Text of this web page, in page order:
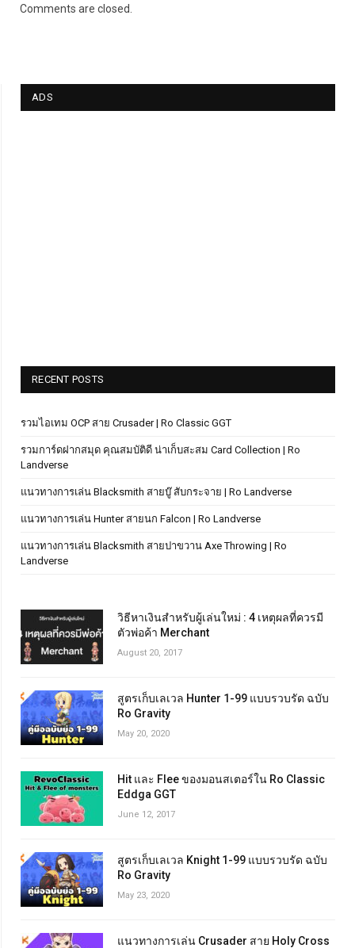
Comments are closed.
ADS
RECENT POSTS
รวมไอเทม OCP สาย Crusader | Ro Classic GGT
รวมการ์ดฝากสมุด คุณสมบัติดี น่าเก็บสะสม Card Collection | Ro
Landverse
แนวทางการเล่น Blacksmith สายบู๊ สับกระจาย | Ro Landverse
แนวทางการเล่น Hunter สายนก Falcon | Ro Landverse
แนวทางการเล่น Blacksmith สายปาขวาน Axe Throwing | Ro
Landverse
วิธีหาเงินสำหรับผู้เล่นใหม่ : 4 เหตุผลที่ควรมี
ตัวพ่อค้า Merchant
August 20, 2017
สูตรเก็บเลเวล Hunter 1-99 แบบรวบรัด ฉบับ
Ro Gravity
May 20, 2020
Hit และ Flee ของมอนสเตอร์ใน Ro Classic
Eddga GGT
June 12, 2017
สูตรเก็บเลเวล Knight 1-99 แบบรวบรัด ฉบับ
Ro Gravity
May 23, 2020
แนวทางการเล่น Crusader สาย Holy Cross